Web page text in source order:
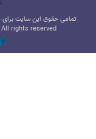
تمامی حقوق این سایت برای
rights reserved